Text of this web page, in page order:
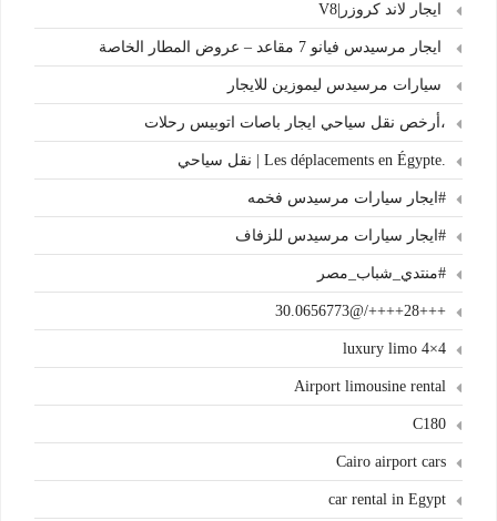
ايجار لاند كروزر|V8
ايجار مرسيدس فيانو 7 مقاعد – عروض المطار الخاصة
سيارات مرسيدس ليموزين للايجار
،أرخص نقل سياحي ايجار باصات اتوبيس رحلات
.Les déplacements en Égypte | نقل سياحي
#ايجار سيارات مرسيدس فخمه
#ايجار سيارات مرسيدس للزفاف
#منتدي_شباب_مصر
+++28++++/@30.0656773
4×4 luxury limo
Airport limousine rental
C180
Cairo airport cars
car rental in Egypt